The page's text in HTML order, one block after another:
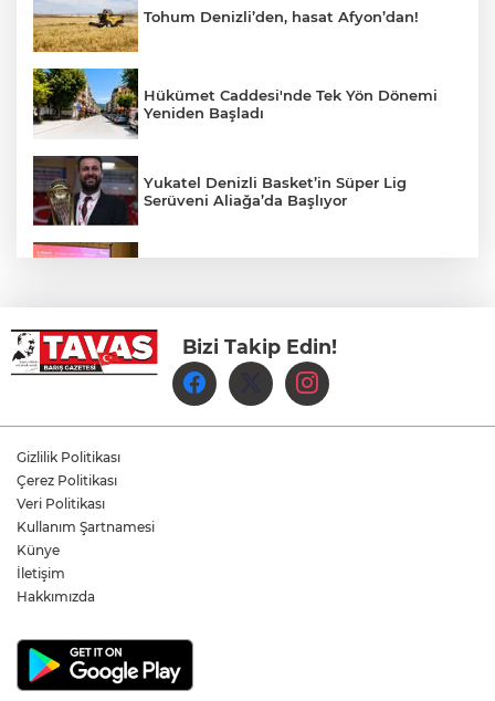
Tohum Denizli’den, hasat Afyon’dan!
Hükümet Caddesi'nde Tek Yön Dönemi
Yeniden Başladı
Yukatel Denizli Basket’in Süper Lig
Serüveni Aliağa’da Başlıyor
Çameli’de Festival Coşkusu Yatırımların
Açılışıyla Taçlandı
Denizli Büyükşehir Belediyespor Kadın
Yukatel Denizli Basket, Egemen Güven
ve Mustafa Sami Yılmaz’la yola devam
Bizi Takip Edin!
Gizlilik Politikası
Çerez Politikası
Veri Politikası
Kullanım Şartnamesi
Künye
İletişim
Hakkımızda